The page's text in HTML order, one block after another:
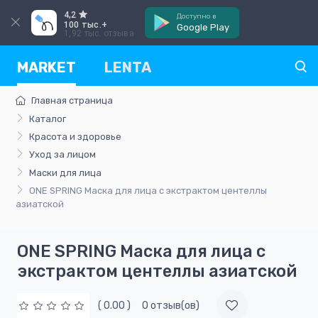
4,2
100 тыс.+
1,92 тыс. отзыва
Доступно в
Google Play
MARKET LENTA
Главная страница
Каталог
Красота и здоровье
Уход за лицом
Маски для лица
ONE SPRING Маска для лица с экстрактом центеллы
азиатской
ONE SPRING Маска для лица с
экстрактом центеллы азиатской
( 0.00 ) 0 отзыв(ов)